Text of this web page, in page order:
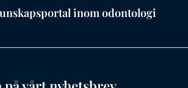
inom odontologi